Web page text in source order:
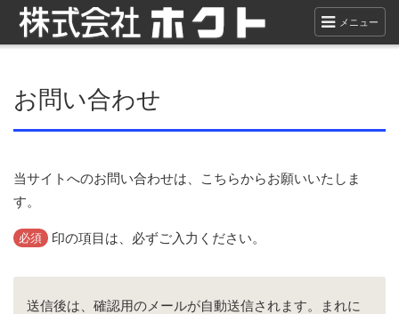
メニュー
お問い合わせ
当サイトへのお問い合わせは、こちらからお願いいたしま
す。
必須 印の項目は、必ずご入力ください。
送信後は、確認用のメールが自動送信されます。まれに